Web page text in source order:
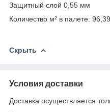
Защитный слой 0,55 мм
Количество м² в палете:
Скрыть
Условия доставки
Доставка осуществляется